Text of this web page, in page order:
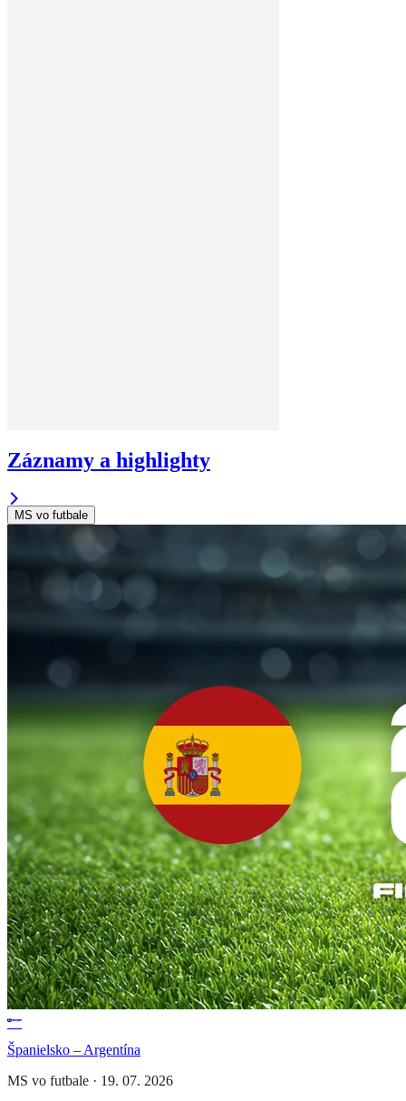
Záznamy a highlighty
MS vo futbale
Španielsko – Argentína
MS vo futbale · 19. 07. 2026